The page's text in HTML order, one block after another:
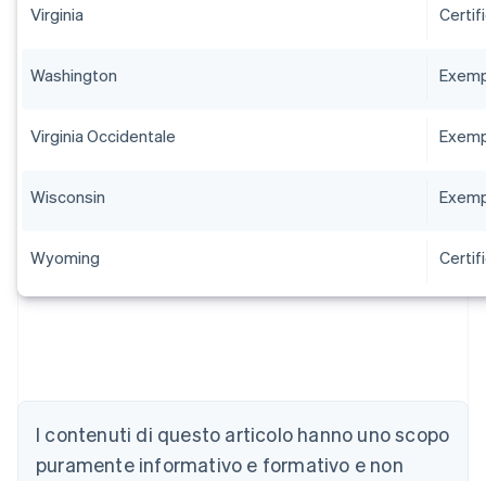
Virginia
Washington
Virginia Occidentale
Wisconsin
Wyoming
I contenuti di questo articolo hanno uno scopo
puramente informativo e formativo e non
Australia